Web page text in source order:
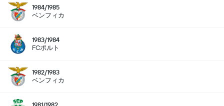
1984/1985
ベンフィカ
1983/1984
FCポルト
1982/1983
ベンフィカ
1981/1982